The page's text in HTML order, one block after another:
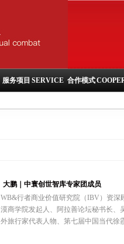
服务项目 SERVICE 合作模式
大鹏｜中寰创世智库专家团成员
WB&行者商业价值研究院（IBV）资深
漠商学院发起人、阿拉善论坛秘书长、
外旅行家代表人物、第七届中国当代徐